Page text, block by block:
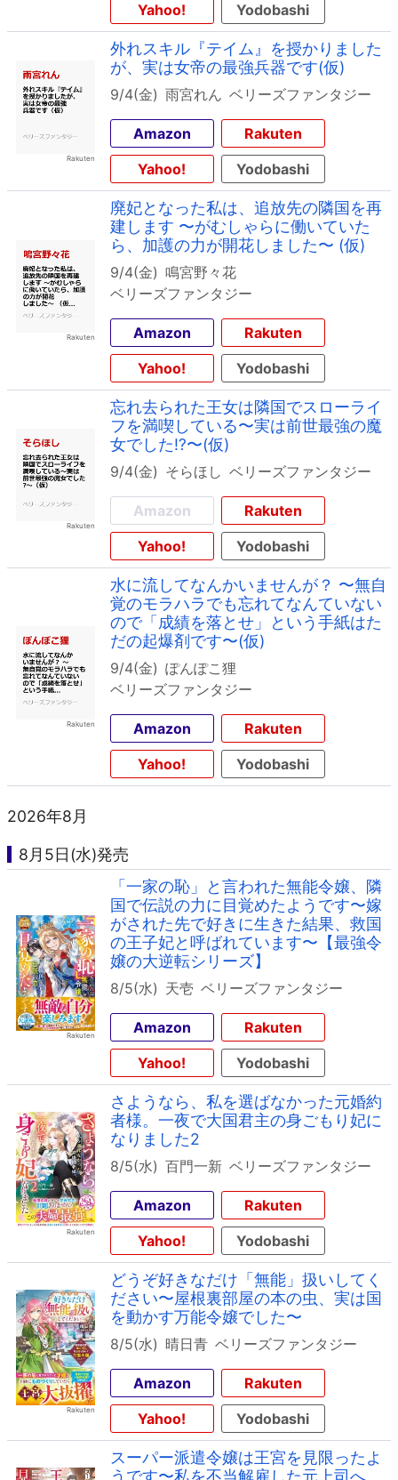
Yahoo!
Yodobashi
外れスキル『テイム』を授かりました
が、実は女帝の最強兵器です(仮)
9/4(金) 雨宮れん ベリーズファンタジー
Amazon
Rakuten
Yahoo!
Yodobashi
廃妃となった私は、追放先の隣国を再
建します 〜がむしゃらに働いていた
ら、加護の力が開花しました〜 (仮)
9/4(金) 鳴宮野々花
ベリーズファンタジー
Amazon
Rakuten
Yahoo!
Yodobashi
忘れ去られた王女は隣国でスローライ
フを満喫している〜実は前世最強の魔
女でした⁉〜(仮)
9/4(金) そらほし ベリーズファンタジー
Amazon
Rakuten
Yahoo!
Yodobashi
水に流してなんかいませんが？ 〜無自
覚のモラハラでも忘れてなんていない
ので「成績を落とせ」という手紙はた
だの起爆剤です〜(仮)
9/4(金) ぽんぽこ狸
ベリーズファンタジー
Amazon
Rakuten
Yahoo!
Yodobashi
2026年8月
8月5日(水)発売
「一家の恥」と言われた無能令嬢、隣
国で伝説の力に目覚めたようです〜嫁
がされた先で好きに生きた結果、救国
の王子妃と呼ばれています〜【最強令
嬢の大逆転シリーズ】
8/5(水) 天壱 ベリーズファンタジー
Amazon
Rakuten
Yahoo!
Yodobashi
さようなら、私を選ばなかった元婚約
者様。一夜で大国君主の身ごもり妃に
なりました2
8/5(水) 百門一新 ベリーズファンタジー
Amazon
Rakuten
Yahoo!
Yodobashi
どうぞ好きなだけ「無能」扱いしてく
ださい〜屋根裏部屋の本の虫、実は国
を動かす万能令嬢でした〜
8/5(水) 晴日青 ベリーズファンタジー
Amazon
Rakuten
Yahoo!
Yodobashi
スーパー派遣令嬢は王宮を見限ったよ
うです〜私を不当解雇した元上司へ。